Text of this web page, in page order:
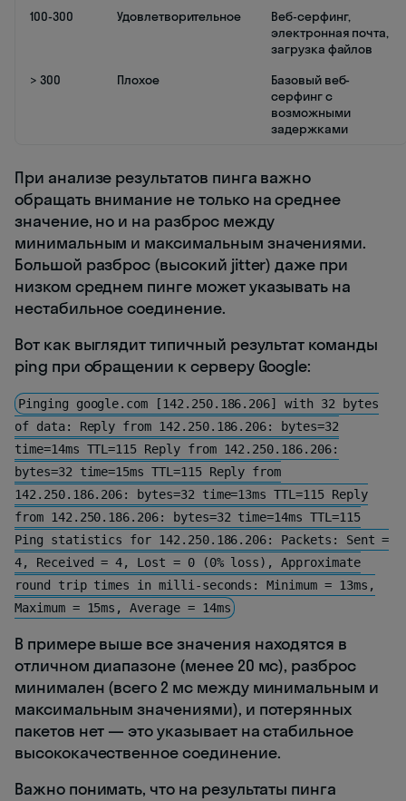
100-300
Удовлетворительное
Веб-серфинг,
электронная почта,
загрузка файлов
> 300
Плохое
Базовый веб-
серфинг с
возможными
задержками
При анализе результатов пинга важно
обращать внимание не только на среднее
значение, но и на разброс между
минимальным и максимальным значениями.
Большой разброс (высокий jitter) даже при
низком среднем пинге может указывать на
нестабильное соединение.
Вот как выглядит типичный результат команды
ping при обращении к серверу Google:
Pinging google.com [142.250.186.206] with 32 bytes
of data: Reply from 142.250.186.206: bytes=32
time=14ms TTL=115 Reply from 142.250.186.206:
bytes=32 time=15ms TTL=115 Reply from
142.250.186.206: bytes=32 time=13ms TTL=115 Reply
from 142.250.186.206: bytes=32 time=14ms TTL=115
Ping statistics for 142.250.186.206: Packets: Sent =
4, Received = 4, Lost = 0 (0% loss), Approximate
round trip times in milli-seconds: Minimum = 13ms,
Maximum = 15ms, Average = 14ms
В примере выше все значения находятся в
отличном диапазоне (менее 20 мс), разброс
минимален (всего 2 мс между минимальным и
максимальным значениями), и потерянных
пакетов нет — это указывает на стабильное
высококачественное соединение.
Важно понимать, что на результаты пинга